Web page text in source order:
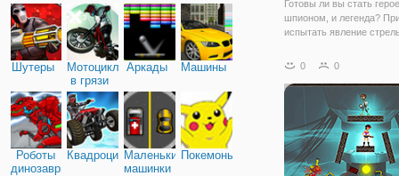
Шутеры
Мотоциклы
в грязи
Аркады Машины
Роботы
динозавры
КвадроциклыМаленькие
машинки
Покемоны
Готовы ли вы стать
шпионом, и легенда?
испытать явление
уникальной игре-
лазерным фокусом,
врагов, ниндзя, и
0 0